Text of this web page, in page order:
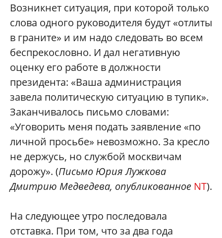
Возникнет ситуация, при которой только
слова одного руководителя будут «отлиты
в граните» и им надо следовать во всем
беспрекословно. И дал негативную
оценку его работе в должности
президента: «Ваша администрация
завела политическую ситуацию в тупик».
Заканчивалось письмо словами:
«Уговорить меня подать заявление «по
личной просьбе» невозможно. За кресло
не держусь, но службой москвичам
дорожу». (Письмо Юрия Лужкова
Дмитрию Медведева, опубликованное NT).
На следующее утро последовала
отставка. При том, что за два года